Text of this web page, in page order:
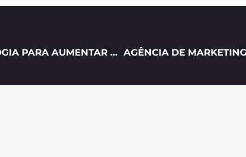
5 FORMAS DE USAR A TECNOLOGIA PARA AUMENTAR AS SUAS VENDAS